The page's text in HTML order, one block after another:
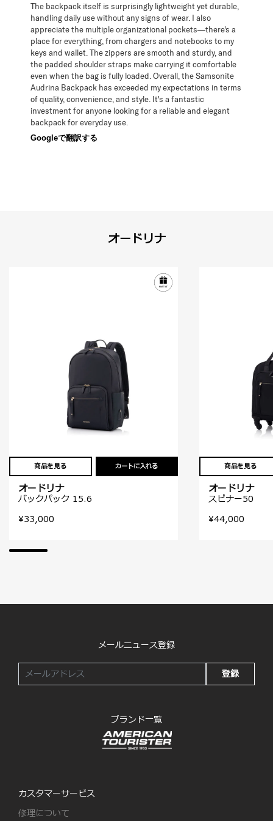
The backpack itself is surprisingly lightweight yet durable,
handling daily use without any signs of wear. I also
appreciate the multiple organizational pockets—there's a
place for everything, from chargers and notebooks to my
keys and wallet. The zippers are smooth and sturdy, and
the padded shoulder straps make carrying it comfortable
even when the bag is fully loaded. Overall, the Samsonite
Audrina Backpack has exceeded my expectations in terms
of quality, convenience, and style. It's a fantastic
investment for anyone looking for a reliable and elegant
backpack for everyday use.
Googleで翻訳する
オードリナ
商品を見る カートに入れる
オードリナ
バックパック 15.6
¥33,000
商品を見る
オードリナ
スピナー50
¥44,000
メールニュース登録
登録
ブランド一覧
カスタマーサービス
修理について